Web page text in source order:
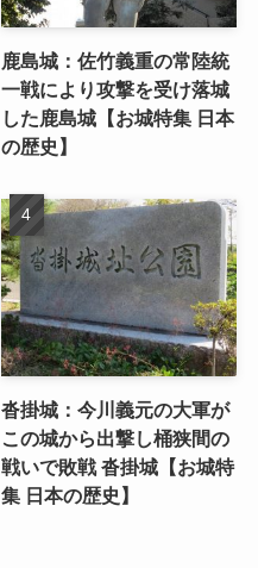
鹿島城：佐竹義重の常陸統
一戦により攻撃を受け落城
した鹿島城【お城特集 日本
の歴史】
沓掛城：今川義元の大軍が
この城から出撃し桶狭間の
戦いで敗戦 沓掛城【お城特
集 日本の歴史】